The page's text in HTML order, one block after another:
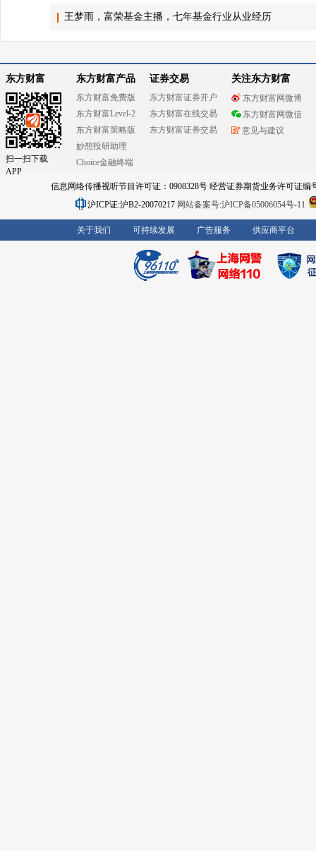
王梦雨，富荣基金主播，七年基金行业从业经历
东方财富
扫一扫下载
APP
东方财富产品
东方财富免费版
东方财富Level-2
东方财富策略版
妙想投研助理
Choice金融终端
证券交易
东方财富证券开户
东方财富在线交易
东方财富证券交易
关注东方财富
东方财富网微博
东方财富网微信
意见与建议
信息网络传播视听节目许可证：0908328号 经营证券期货业务许可证编
沪ICP证:沪B2-20070217 网站备案号:沪ICP备05006054号-11
关于我们 可持续发展 广告服务 供应商平台